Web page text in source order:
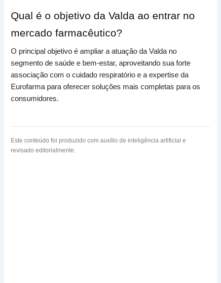
Qual é o objetivo da Valda ao entrar no
mercado farmacêutico?
O principal objetivo é ampliar a atuação da Valda no
segmento de saúde e bem-estar, aproveitando sua forte
associação com o cuidado respiratório e a expertise da
Eurofarma para oferecer soluções mais completas para os
consumidores.
Este conteúdo foi produzido com auxílio de inteligência artificial e
revisado editorialmente.